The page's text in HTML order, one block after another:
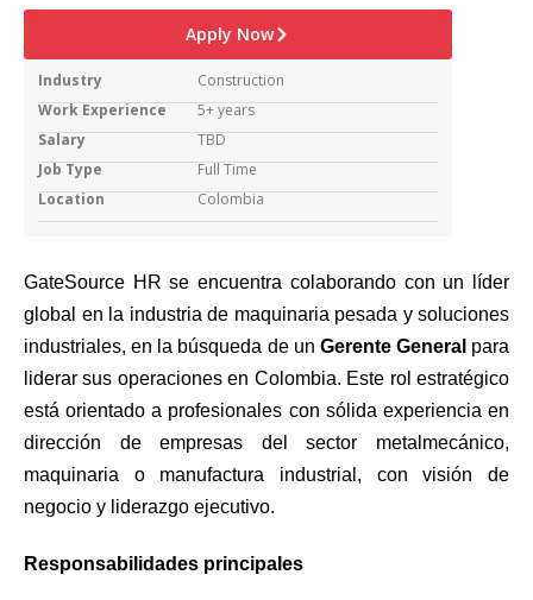
GateSource HR se encuentra colaborando con un líder
global en la industria de maquinaria pesada y soluciones
industriales, en la búsqueda de un Gerente General para
liderar sus operaciones en Colombia. Este rol estratégico
está orientado a profesionales con sólida experiencia en
dirección de empresas del sector metalmecánico,
maquinaria o manufactura industrial, con visión de
negocio y liderazgo ejecutivo.
Responsabilidades principales
Apply Now
Industry
Construction
Work Experience
5+ years
Salary
TBD
Job Type
Full Time
Location
Colombia